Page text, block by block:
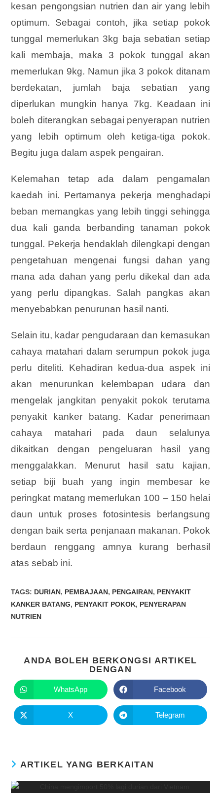
kesan pengongsian nutrien dan air yang lebih
optimum. Sebagai contoh, jika setiap pokok
tunggal memerlukan 3kg baja sebatian setiap
kali membaja, maka 3 pokok tunggal akan
memerlukan 9kg. Namun jika 3 pokok ditanam
berdekatan, jumlah baja sebatian yang
diperlukan mungkin hanya 7kg. Keadaan ini
boleh diterangkan sebagai penyerapan nutrien
yang lebih optimum oleh ketiga-tiga pokok.
Begitu juga dalam aspek pengairan.
Kelemahan tetap ada dalam pengamalan
kaedah ini. Pertamanya pekerja menghadapi
beban memangkas yang lebih tinggi sehingga
dua kali ganda berbanding tanaman pokok
tunggal. Pekerja hendaklah dilengkapi dengan
pengetahuan mengenai fungsi dahan yang
mana ada dahan yang perlu dikekal dan ada
yang perlu dipangkas. Salah pangkas akan
menyebabkan penurunan hasil nanti.
Selain itu, kadar pengudaraan dan kemasukan
cahaya matahari dalam serumpun pokok juga
perlu diteliti. Kehadiran kedua-dua aspek ini
akan menurunkan kelembapan udara dan
mengelak jangkitan penyakit pokok terutama
penyakit kanker batang. Kadar penerimaan
cahaya matahari pada daun selalunya
dikaitkan dengan pengeluaran hasil yang
menggalakkan. Menurut hasil satu kajian,
setiap biji buah yang ingin membesar ke
peringkat matang memerlukan 100 – 150 helai
daun untuk proses fotosintesis berlangsung
dengan baik serta penjanaan makanan. Pokok
berdaun renggang amnya kurang berhasil
atas sebab ini.
TAGS: DURIAN, PEMBAJAAN, PENGAIRAN, PENYAKIT
KANKER BATANG, PENYAKIT POKOK, PENYERAPAN
NUTRIEN
ANDA BOLEH BERKONGSI ARTIKEL
DENGAN
WhatsApp Facebook
X Telegram
ARTIKEL YANG BERKAITAN